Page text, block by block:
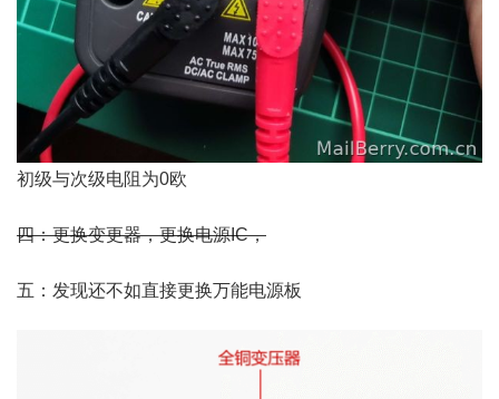
初级与次级电阻为0欧
四：更换变更器，更换电源IC，
五：发现还不如直接更换万能电源板